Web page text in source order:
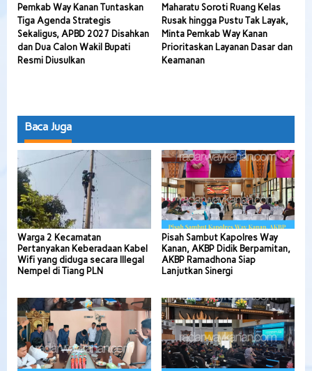
Pemkab Way Kanan Tuntaskan
Tiga Agenda Strategis
Sekaligus, APBD 2027 Disahkan
dan Dua Calon Wakil Bupati
Resmi Diusulkan
Maharatu Soroti Ruang Kelas
Rusak hingga Pustu Tak Layak,
Minta Pemkab Way Kanan
Prioritaskan Layanan Dasar dan
Keamanan
Baca Juga
Warga 2 Kecamatan
Pertanyakan Keberadaan Kabel
Wifi yang diduga secara Illegal
Nempel di Tiang PLN
Pisah Sambut Kapolres Way
Kanan, AKBP Didik Berpamitan,
AKBP Ramadhona Siap
Lanjutkan Sinergi